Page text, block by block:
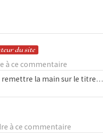
du site
à ce commentaire
remettre la main sur le titre…
à ce commentaire